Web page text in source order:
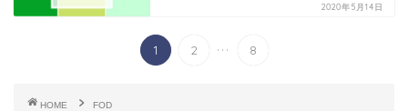
2020年5月14日
1 2 ... 8
HOME FOD